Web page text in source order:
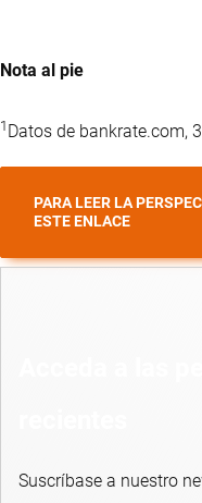
Nota al pie
1 Datos de bankrate.com,
PARA LEER LA
ESTE ENLACE
Suscríbase a nuestro